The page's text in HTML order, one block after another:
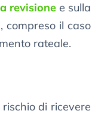
revisione e sulla
compreso il caso
rateale.
di ricevere